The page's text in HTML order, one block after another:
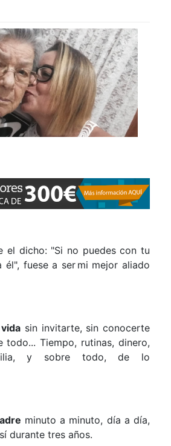
el dicho: "Si no puedes con tu
él", fuese a ser mi mejor aliado
sin invitarte, sin conocerte
todo... Tiempo, rutinas, dinero,
, y sobre todo, de lo
minuto a minuto, día a día,
durante tres años.